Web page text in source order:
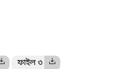
ফাইল ৩